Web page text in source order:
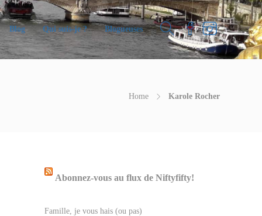
Blog Qui suis-je ? Blogueuses
Home Karole Rocher
Abonnez-vous au flux de Niftyfifty!
Famille, je vous hais (ou pas)